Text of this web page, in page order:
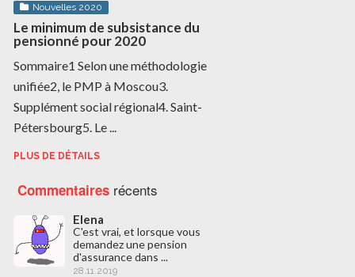
Nouvelles 2020
Le minimum de subsistance du
pensionné pour 2020
Sommaire1 Selon une méthodologie
unifiée2, le PMP à Moscou3.
Supplément social régional4. Saint-
Pétersbourg5. Le ...
PLUS DE DÉTAILS
Commentaires récents
Elena
C'est vrai, et lorsque vous
demandez une pension
d'assurance dans ...
28.11.2019